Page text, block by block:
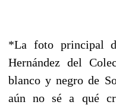
*La foto principal
Hernández del
blanco y negro de
aún no sé a qué